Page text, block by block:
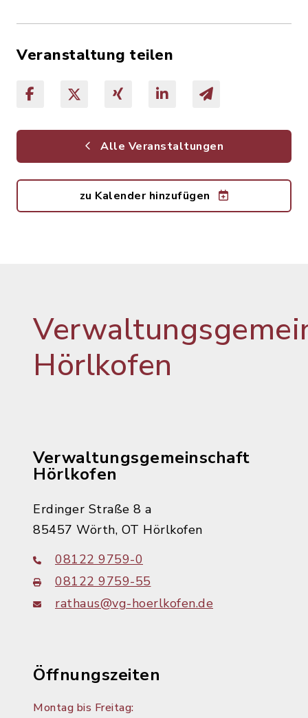
Veranstaltung teilen
Alle Veranstaltungen
zu Kalender hinzufügen
Hörlkofen
Verwaltungsgemeinschaft
Hörlkofen
Erdinger Straße 8 a
85457 Wörth, OT Hörlkofen
08122 9759-0
08122 9759-55
rathaus@vg-hoerlkofen.de
Öffnungszeiten
Montag bis Freitag: